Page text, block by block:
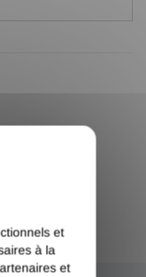
et
à la
et